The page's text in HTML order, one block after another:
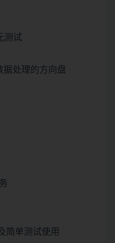
测试
据处理的方向盘
简单测试使用